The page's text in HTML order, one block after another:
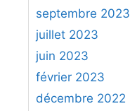
septembre 2023
juillet 2023
juin 2023
février 2023
décembre 2022